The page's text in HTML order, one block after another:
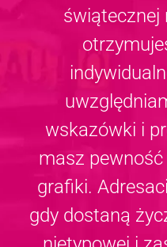
świątecznej
wskazówki i
masz
grafiki.
gdy dostaną